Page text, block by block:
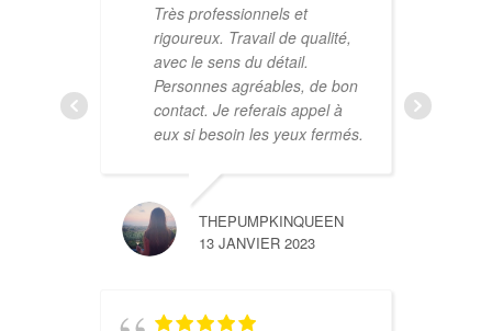
Très professionnels et
rigoureux. Travail de qualité,
avec le sens du détail.
Personnes agréables, de bon
contact. Je referais appel à
eux si besoin les yeux fermés.
THEPUMPKINQUEEN
13 JANVIER 2023